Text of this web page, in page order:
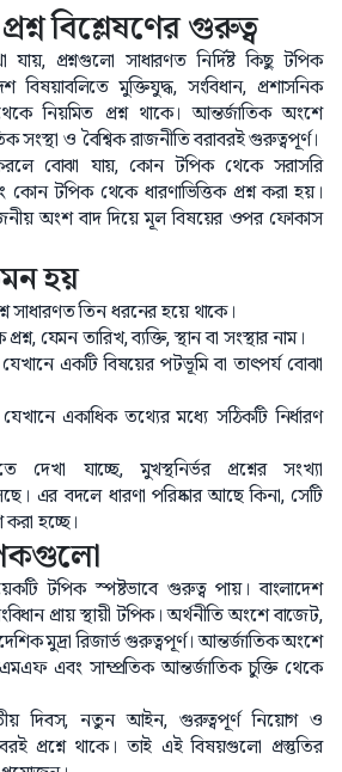
বিশ্লেষণের গুরুত্ব
যায়, প্রশ্নগুলো সাধারণত নির্দিষ্ট কিছু টপিক
বিষয়াবলিতে মুক্তিযুদ্ধ, সংবিধান, প্রশাসনিক
নিয়মিত প্রশ্ন থাকে। আন্তর্জাতিক অংশে
সংস্থা ও বৈশ্বিক রাজনীতি বরাবরই গুরুত্বপূর্ণ।
বোঝা যায়, কোন টপিক থেকে সরাসরি
কোন টপিক থেকে ধারণাভিত্তিক প্রশ্ন করা হয়।
অংশ বাদ দিয়ে মূল বিষয়ের ওপর ফোকাস
হয়
সাধারণত তিন ধরনের হয়ে থাকে।
যেমন তারিখ, ব্যক্তি, স্থান বা সংস্থার নাম।
যেখানে একটি বিষয়ের পটভূমি বা তাৎপর্য বোঝা
একাধিক তথ্যের মধ্যে সঠিকটি নির্ধারণ
দেখা যাচ্ছে, মুখস্থনির্ভর প্রশ্নের সংখ্যা
এর বদলে ধারণা পরিষ্কার আছে কিনা, সেটি
করা হচ্ছে।
টপিক স্পষ্টভাবে গুরুত্ব পায়। বাংলাদেশ
প্রায় স্থায়ী টপিক। অর্থনীতি অংশে বাজেট,
মুদ্রা রিজার্ভ গুরুত্বপূর্ণ। আন্তর্জাতিক অংশে
এবং সাম্প্রতিক আন্তর্জাতিক চুক্তি থেকে
দিবস, নতুন আইন, গুরুত্বপূর্ণ নিয়োগ ও
প্রশ্নে থাকে। তাই এই বিষয়গুলো প্রস্তুতির